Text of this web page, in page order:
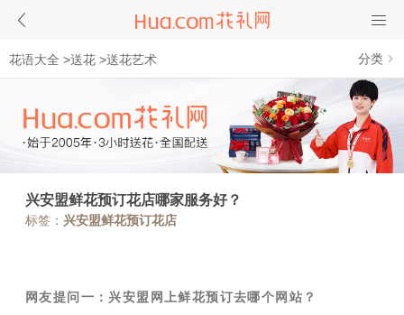
花语大全 >送花 >送花艺术 分类
兴安盟鲜花预订花店哪家服务好？
标签： 兴安盟鲜花预订花店
网友提问一：兴安盟网上鲜花预订去哪个网站？